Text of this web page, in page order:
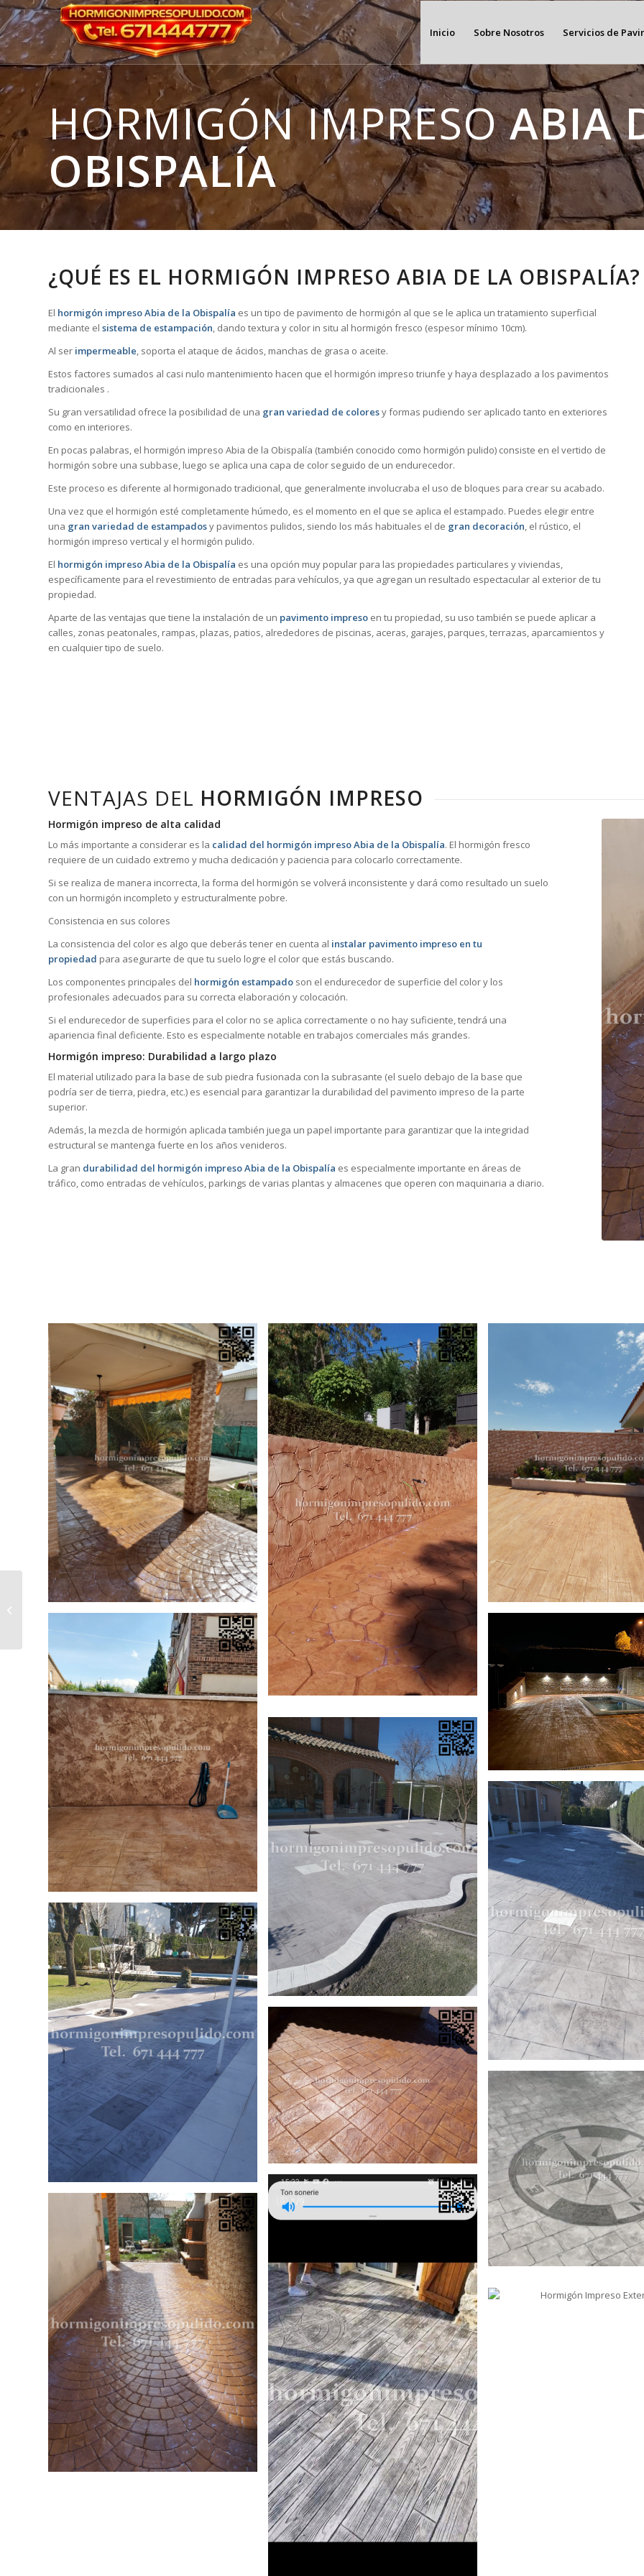
Inicio Sobre Nosotros Servicios de
HORMIGÓN IMPRESOABIA
OBISPALÍA
¿QUÉ ES EL HORMIGÓN IMPRESO ABIA DE LA OBISPALÍA?
El hormigón impreso Abia de la Obispalía es un tipo de pavimento de hormigón al que se le aplica un tratamiento superficial
mediante el sistema de estampación, dando textura y color in situ al hormigón fresco (espesor mínimo 10cm).
Al ser impermeable, soporta el ataque de ácidos, manchas de grasa o aceite.
Estos factores sumados al casi nulo mantenimiento hacen que el hormigón impreso triunfe y haya desplazado a los pavimentos
tradicionales .
Su gran versatilidad ofrece la posibilidad de una gran variedad de coloresy formas pudiendo ser aplicado tanto en exteriores
como en interiores.
En pocas palabras, el hormigón impreso Abia de la Obispalía (también conocido como hormigón pulido) consiste en el vertido de
hormigón sobre una subbase, luego se aplica una capa de color seguido de un endurecedor.
Este proceso es diferente al hormigonado tradicional, que generalmente involucraba el uso de bloques para crear su acabado.
Una vez que el hormigón esté completamente húmedo, es el momento en el que se aplica el estampado. Puedes elegir entre
una gran variedad de estampadosy pavimentos pulidos, siendo los más habituales el de gran decoración, el rústico, el
hormigón impreso vertical y el hormigón pulido.
El hormigón impreso Abia de la Obispalía es una opción muy popular para las propiedades particulares y viviendas,
específicamente para el revestimiento de entradas para vehículos, ya que agregan un resultado espectacular al exterior de tu
propiedad.
Aparte de las ventajas que tiene la instalación de un pavimento impreso en tu propiedad, su uso también se puede aplicar a
calles, zonas peatonales, rampas, plazas, patios, alrededores de piscinas, aceras, garajes, parques, terrazas, aparcamientos y
en cualquier tipo de suelo.
VENTAJAS DEL HORMIGÓN IMPRESO
Hormigón impreso de alta calidad
Lo más importante a considerar es la calidad del hormigón impreso Abia de la Obispalía. El hormigón fresco
requiere de un cuidado extremo y mucha dedicación y paciencia para colocarlo correctamente.
Si se realiza de manera incorrecta, la forma del hormigón se volverá inconsistente y dará como resultado un suelo
con un hormigón incompleto y estructuralmente pobre.
Consistencia en sus colores
La consistencia del color es algo que deberás tener en cuenta al instalar pavimento impreso en tu
propiedad para asegurarte de que tu suelo logre el color que estás buscando.
Los componentes principales del hormigón estampado son el endurecedor de superficie del color y los
profesionales adecuados para su correcta elaboración y colocación.
Si el endurecedor de superficies para el color no se aplica correctamente o no hay suficiente, tendrá una
apariencia final deficiente. Esto es especialmente notable en trabajos comerciales más grandes.
Hormigón impreso: Durabilidad a largo plazo
El material utilizado para la base de sub piedra fusionada con la subrasante (el suelo debajo de la base que
podría ser de tierra, piedra, etc.) es esencial para garantizar la durabilidad del pavimento impreso de la parte
superior.
Además, la mezcla de hormigón aplicada también juega un papel importante para garantizar que la integridad
estructural se mantenga fuerte en los años venideros.
La gran durabilidad del hormigón impreso Abia de la Obispalía es especialmente importante en áreas de
tráfico, como entradas de vehículos, parkings de varias plantas y almacenes que operen con maquinaria a diario.